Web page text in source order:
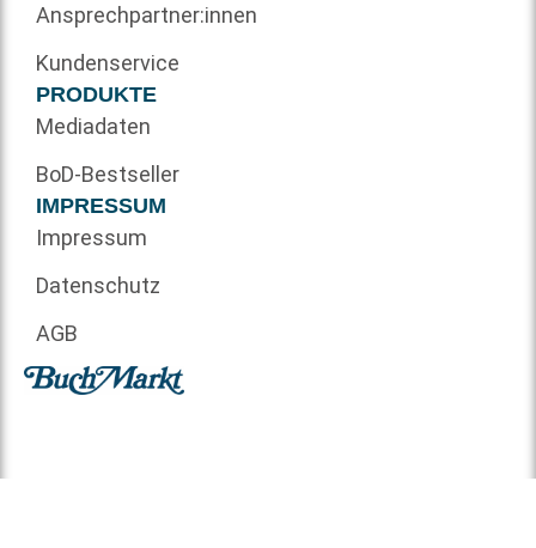
Ansprechpartner:innen
Kundenservice
PRODUKTE
Mediadaten
BoD-Bestseller
IMPRESSUM
Impressum
Datenschutz
AGB